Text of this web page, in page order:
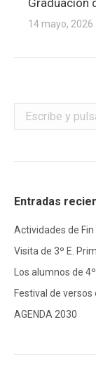
14 mayo, 2026
Buscar:
Entradas
Actividades de Fin
Visita de 3º E.
Los alumnos de
Festival de
AGENDA 2030